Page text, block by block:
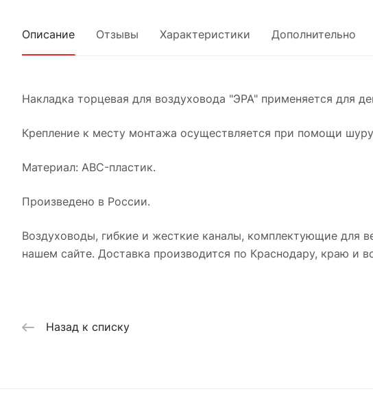
Описание Отзывы Характеристики Дополнительно
Накладка торцевая для воздуховода "ЭРА" применяется для
Крепление к месту монтажа осуществляется при помощи
Материал: ABC-пластик.
Произведено в России.
Воздуховоды, гибкие и жесткие каналы, комплектующие для
нашем сайте. Доставка производится по Краснодару, краю и
Назад к списку